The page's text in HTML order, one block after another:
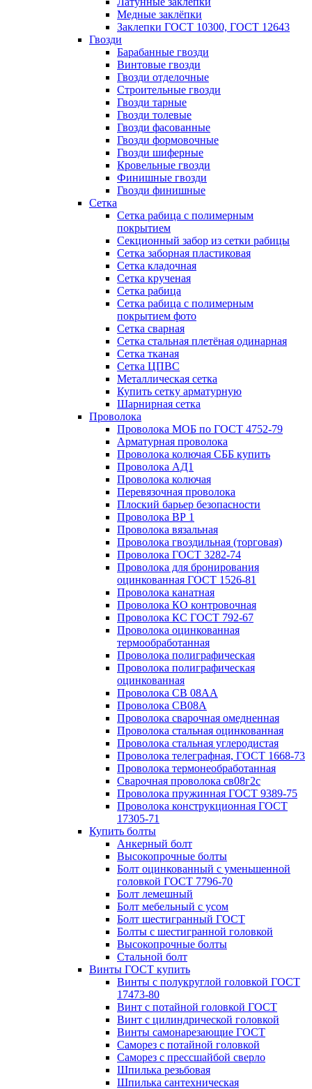
Медные заклёпки
Заклепки ГОСТ 10300, ГОСТ 12643
Гвозди
Барабанные гвозди
Винтовые гвозди
Гвозди отделочные
Строительные гвозди
Гвозди тарные
Гвозди толевые
Гвозди фасованные
Гвозди формовочные
Гвозди шиферные
Кровельные гвозди
Финишные гвозди
Гвозди финишные
Сетка
Сетка рабица с полимерным
покрытием
Секционный забор из сетки рабицы
Сетка заборная пластиковая
Сетка кладочная
Сетка крученая
Сетка рабица
Сетка рабица с полимерным
покрытием фото
Сетка сварная
Сетка стальная плетёная одинарная
Сетка тканая
Сетка ЦПВС
Металлическая сетка
Купить сетку арматурную
Шарнирная сетка
Проволока
Проволока МОБ по ГОСТ 4752-79
Арматурная проволока
Проволока колючая СББ купить
Проволока АД1
Проволока колючая
Перевязочная проволока
Плоский барьер безопасности
Проволока ВР 1
Проволока вязальная
Проволока гвоздильная (торговая)
Проволока ГОСТ 3282-74
Проволока для бронирования
оцинкованная ГОСТ 1526-81
Проволока канатная
Проволока КО контровочная
Проволока КС ГОСТ 792-67
Проволока оцинкованная
термообработанная
Проволока полиграфическая
Проволока полиграфическая
оцинкованная
Проволока СВ 08АА
Проволока СВ08А
Проволока сварочная омедненная
Проволока стальная оцинкованная
Проволока стальная углеродистая
Проволока телеграфная, ГОСТ 1668-73
Проволока термонеобработанная
Сварочная проволока св08г2с
Проволока пружинная ГОСТ 9389-75
Проволока конструкционная ГОСТ
17305-71
Купить болты
Анкерный болт
Высокопрочные болты
Болт оцинкованный с уменьшенной
головкой ГОСТ 7796-70
Болт лемешный
Болт мебельный с усом
Болт шестигранный ГОСТ
Болты с шестигранной головкой
Высокопрочные болты
Стальной болт
Винты ГОСТ купить
Винты с полукруглой головкой ГОСТ
17473-80
Винт с потайной головкой ГОСТ
Винт с цилиндрической головкой
Винты самонарезающие ГОСТ
Саморез с потайной головкой
Саморез с прессшайбой сверло
Шпилька резьбовая
Шпилька сантехническая